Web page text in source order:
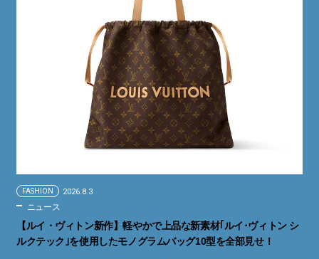
FASHION 2026.8.3
ニュース
【ルイ・ヴィトン新作】軽やかで上品な新素材｢ルイ･ヴィトン シ
ルクテック｣を使用したモノグラムバッグ10型を全部見せ！